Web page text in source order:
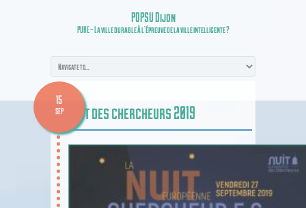
POPSU Dijon
PURE – La ville durable à l’épreuve de la ville intelligente ?
15
SEP Nuit des chercheurs 2019